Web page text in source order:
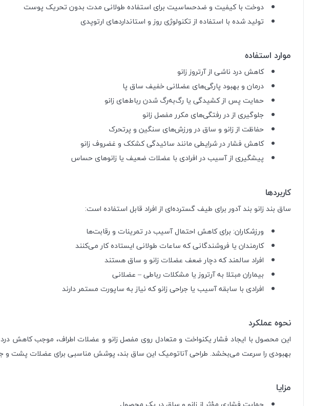
دوخت با کیفیت و ضدحساسیت برای استفاده طولانی مدت بدون تحریک پوست
تولید شده با استفاده از تکنولوژی روز و استانداردهای ارتوپدی
موارد استفاده
کاهش درد ناشی از آرتروز زانو
درمان و بهبود پارگی‌های عضلانی خفیف ساق پا
حمایت پس از کشیدگی یا رگ‌به‌رگ شدن رباط‌های زانو
جلوگیری از در رفتگی‌های مکرر مفصل زانو
حفاظت از زانو و ساق در ورزش‌های سنگین و پرتحرک
کاهش فشار در شرایطی مانند سائیدگی کشکک و غضروف زانو
پیشگیری از آسیب در افرادی با عضلات ضعیف یا زانوهای حساس
کاربردها
ساق بند زانو بند آدور برای طیف گسترده‌ای از افراد قابل استفاده است:
ورزشکاران: برای کاهش احتمال آسیب در تمرینات و رقابت‌ها
کارمندان یا فروشندگانی که ساعات طولانی ایستاده کار می‌کنند
افراد سالمند که دچار ضعف عضلات زانو و ساق هستند
بیماران مبتلا به آرتروز یا مشکلات رباطی – عضلانی
افرادی با سابقه آسیب یا جراحی زانو که نیاز به ساپورت مستمر دارند
نحوه عملکرد
این محصول با ایجاد فشار یکنواخت و متعادل روی مفصل زانو و عضلات اطراف، موجب کاهش
بهبودی را سرعت می‌بخشد. طراحی آناتومیک این ساق بند، پوشش مناسبی برای عضلات پشت و
مزایا